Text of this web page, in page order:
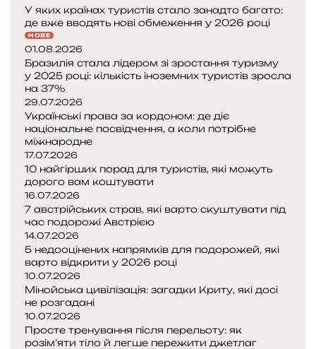
я
,
п
л
а
с
т
и
к
а
а
п
р
а
в
и
л
а
с
у
с
п
У яких країнах туристів стало занадто багато:
де вже вводять нові обмеження у 2026 році
НОВЕ
01.08.2026
Бразилія стала лідером зі зростання туризму
у 2025 році: кількість іноземних туристів зросла
на 37%
29.07.2026
Українські права за кордоном: де діє
національне посвідчення, а коли потрібне
міжнародне
17.07.2026
10 найгірших порад для туристів, які можуть
дорого вам коштувати
16.07.2026
7 австрійських страв, які варто скуштувати під
час подорожі Австрією
14.07.2026
5 недооцінених напрямків для подорожей, які
варто відкрити у 2026 році
10.07.2026
Мінойська цивілізація: загадки Криту, які досі
не розгадані
10.07.2026
Просте тренування після перельоту: як
розім’яти тіло й легше пережити джетлаг